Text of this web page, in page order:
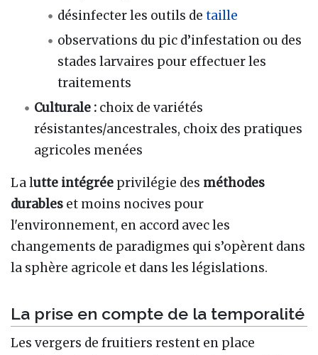
désinfecter les outils detaille
observations du pic d’infestation ou des
stades larvaires pour effectuer les
traitements
Culturale : choix de variétés
résistantes/ancestrales, choix des pratiques
agricoles menées
La lutte intégrée privilégie des méthodes
durables et moins nocives pour
l'environnement, en accord avec les
changements de paradigmes qui s’opèrent dans
la sphère agricole et dans les législations.
La prise en compte de la temporalité
Les vergers de fruitiers restent en place